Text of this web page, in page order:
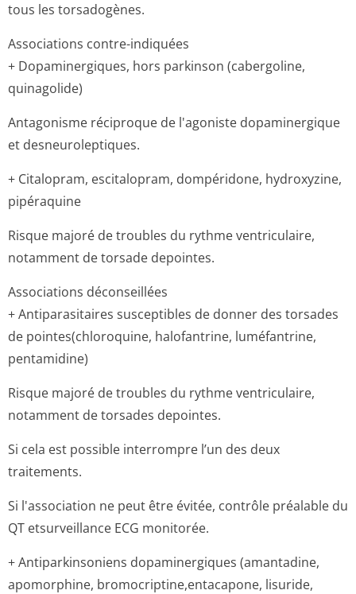
tous les torsadogènes.
Associations contre-indiquées
+ Dopaminergiques, hors parkinson (cabergoline,
quinagolide)
Antagonisme réciproque de l'agoniste dopaminergique
et desneuroleptiques.
+ Citalopram, escitalopram, dompéridone, hydroxyzine,
pipéraquine
Risque majoré de troubles du rythme ventriculaire,
notamment de torsade depointes.
Associations déconseillées
+ Antiparasitaires susceptibles de donner des torsades
de pointes(chloro­quine, halofantrine, luméfantrine,
pentamidine)
Risque majoré de troubles du rythme ventriculaire,
notamment de torsades depointes.
Si cela est possible interrompre l’un des deux
traitements.
Si l'association ne peut être évitée, contrôle préalable du
QT etsurveillance ECG monitorée.
+ Antiparkinsoniens dopaminergiques (amantadine,
apomorphine, bromocriptine,en­tacapone, lisuride,